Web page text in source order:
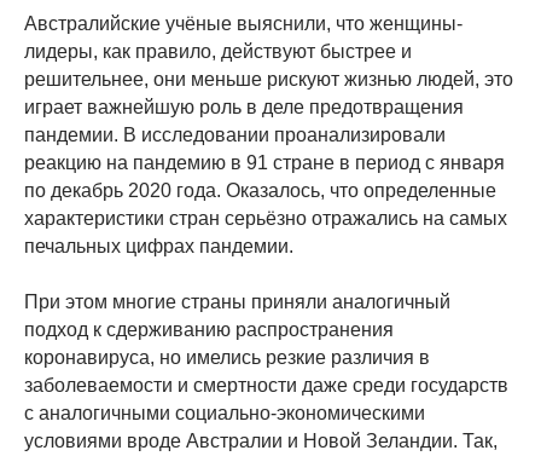
Австралийские учёные выяснили, что женщины-
лидеры, как правило, действуют быстрее и
решительнее, они меньше рискуют жизнью людей, это
играет важнейшую роль в деле предотвращения
пандемии. В исследовании проанализировали
реакцию на пандемию в 91 стране в период с января
по декабрь 2020 года. Оказалось, что определенные
характеристики стран серьёзно отражались на самых
печальных цифрах пандемии.
При этом многие страны приняли аналогичный
подход к сдерживанию распространения
коронавируса, но имелись резкие различия в
заболеваемости и смертности даже среди государств
с аналогичными социально-экономическими
условиями вроде Австралии и Новой Зеландии. Так,